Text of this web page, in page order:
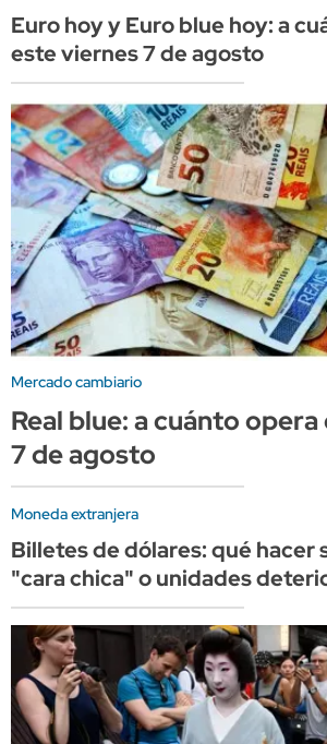
Euro hoy y Euro blue hoy: a
este viernes 7 de agosto
Mercado cambiario
Real blue: a cuánto
7 de agosto
Moneda extranjera
Billetes de dólares: qué hacer
"cara chica" o unidades